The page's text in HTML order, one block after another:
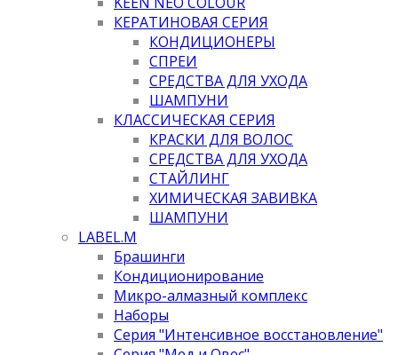
КЕРАТИНОВАЯ СЕРИЯ
КОНДИЦИОНЕРЫ
СПРЕИ
СРЕДСТВА ДЛЯ УХОДА
ШАМПУНИ
КЛАССИЧЕСКАЯ СЕРИЯ
КРАСКИ ДЛЯ ВОЛОС
СРЕДСТВА ДЛЯ УХОДА
СТАЙЛИНГ
ХИМИЧЕСКАЯ ЗАВИВКА
ШАМПУНИ
LABEL.M
Брашинги
Кондиционирование
Микро-алмазный комплекс
Наборы
Серия "Интенсивное восстановление"